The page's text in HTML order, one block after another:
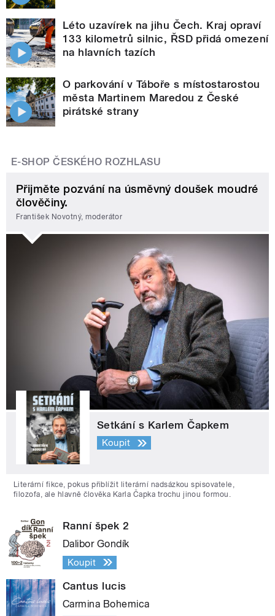
Léto uzavírek na jihu Čech. Kraj opraví
133 kilometrů silnic, ŘSD přidá omezení
na hlavních tazích
O parkování v Táboře s místostarostou
města Martinem Maredou z České
pirátské strany
E-SHOP ČESKÉHO ROZHLASU
Přijměte pozvání na úsměvný doušek moudré
člověčiny.
František Novotný, moderátor
Setkání s Karlem Čapkem
Koupit
Literární fikce, pokus přiblížit literární nadsázkou spisovatele,
filozofa, ale hlavně člověka Karla Čapka trochu jinou formou.
Ranní špek 2
Dalibor Gondík
Koupit
Cantus lucis
Carmina Bohemica